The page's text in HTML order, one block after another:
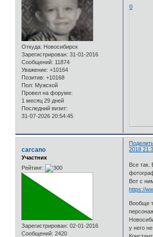
Откуда: Новосибирск
Зарегистрирован: 31-01-2016
Сообщений: 11874
Уважение: +10164
Позитив: +10168
Пол: Мужской
Провел на форуме:
1 месяц 29 дней
Последний визит:
31-07-2026 20:54:45
0
2018
carcano
Участник
Рейтинг:
Зарегистрирован: 02-01-2016
Сообщений: 2420
Все так.
Вот с
https://
Вообще
у него